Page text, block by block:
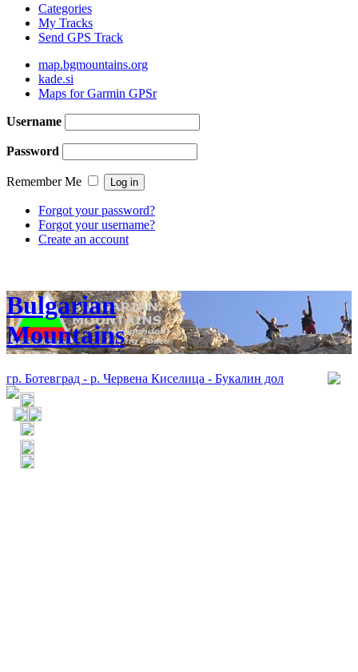
Categories
My Tracks
Send GPS Track
map.bgmountains.org
kade.si
Maps for Garmin GPSr
Username
Password
Remember Me
Forgot your password?
Forgot your username?
Create an account
Bulgarian
Mountains
гр. Ботевград - р. Червена Киселица - Букалин дол